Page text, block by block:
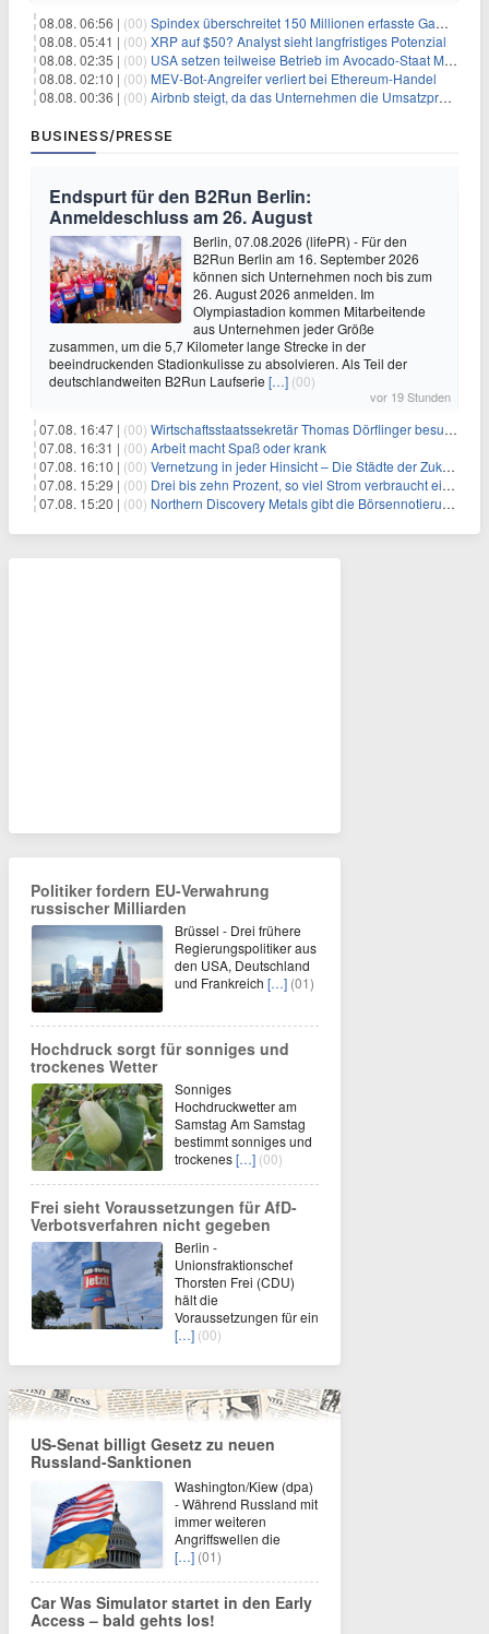
08.08. 06:56 | (00) Spindex überschreitet 150 Millionen erfasste Gaming-Ereignisse in Echtzeit-Datenpipeline
08.08. 05:41 | (00) XRP auf $50? Analyst sieht langfristiges Potenzial
08.08. 02:35 | (00) USA setzen teilweise Betrieb im Avocado-Staat Michoacán in Mexiko wieder in Gang
08.08. 02:10 | (00) MEV-Bot-Angreifer verliert bei Ethereum-Handel
08.08. 00:36 | (00) Airbnb steigt, da das Unternehmen die Umsatzprognose anhebt und starkes Wachstum signalisiert
BUSINESS/PRESSE
Endspurt für den B2Run Berlin:
Anmeldeschluss am 26. August
Berlin, 07.08.2026 (lifePR) - Für den
B2Run Berlin am 16. September 2026
können sich Unternehmen noch bis zum
26. August 2026 anmelden. Im
Olympiastadion kommen Mitarbeitende
aus Unternehmen jeder Größe
zusammen, um die 5,7 Kilometer lange Strecke in der
beeindruckenden Stadionkulisse zu absolvieren. Als Teil der
deutschlandweiten B2Run Laufserie […] (00)
vor 19 Stunden
07.08. 16:47 | (00) Wirtschaftsstaatssekretär Thomas Dörflinger besucht Handwerksbetrieb im Kammerbezirk Freiburg
07.08. 16:31 | (00) Arbeit macht Spaß oder krank
07.08. 16:10 | (00) Vernetzung in jeder Hinsicht – Die Städte der Zukunft sind grün-blau
07.08. 15:29 | (00) Drei bis zehn Prozent, so viel Strom verbraucht ein Aufzug im Gebäude
07.08. 15:20 | (00) Northern Discovery Metals gibt die Börsennotierung an der Frankfurter Wertpapierbörse bekannt
Politiker fordern EU-Verwahrung
russischer Milliarden
Brüssel - Drei frühere
Regierungspolitiker aus
den USA, Deutschland
und Frankreich […] (01)
Hochdruck sorgt für sonniges und
trockenes Wetter
Sonniges
Hochdruckwetter am
Samstag Am Samstag
bestimmt sonniges und
trockenes[…] (00)
Frei sieht Voraussetzungen für AfD-
Verbotsverfahren nicht gegeben
Berlin -
Unionsfraktionschef
Thorsten Frei (CDU)
hält die
Voraussetzungen für ein
[…] (00)
US-Senat billigt Gesetz zu neuen
Russland-Sanktionen
Washington/Kiew (dpa)
- Während Russland mit
immer weiteren
Angriffswellen die
[…] (01)
Car Was Simulator startet in den Early
Access – bald gehts los!